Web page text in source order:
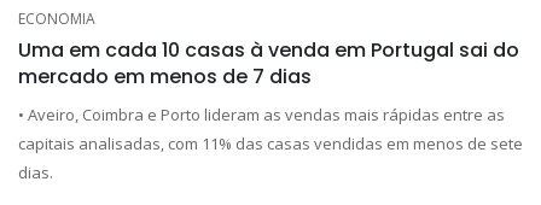
ECONOMIA
Uma em cada 10 casas à venda em Portugal sai do
mercado em menos de 7 dias
• Aveiro, Coimbra e Porto lideram as vendas mais rápidas entre as
capitais analisadas, com 11% das casas vendidas em menos de sete
dias.